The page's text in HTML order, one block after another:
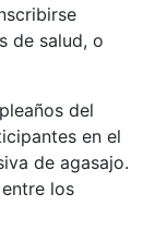
de salud, o
del
en el
de agasajo.
los